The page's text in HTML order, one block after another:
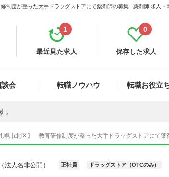
度が整った大手ドラッグストアにて薬剤師の募集 | 薬剤師 求人・
最近見た求人
1
保存した求人
0
会 転職ノウハウ 転職お役立
。
幌市北区】 教育研修制度が整った大手ドラッグストアにて薬
人名非公開） 正社員 ドラッグストア（OTCのみ）